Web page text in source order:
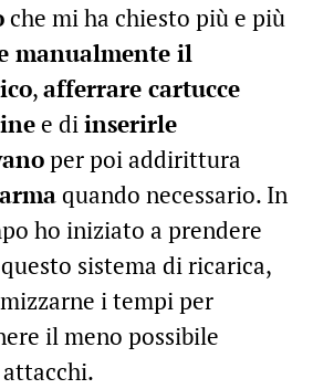
che mi ha chiesto più e più
manualmente il
,afferrare cartucce
e diinserirle
per poi addirittura
quando necessario. In
ho iniziato a prendere
sistema di ricarica,
i tempi per
il meno possibile